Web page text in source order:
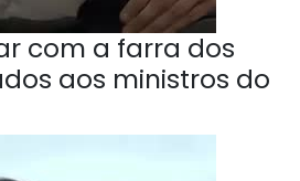
com a farra dos
aos ministros do